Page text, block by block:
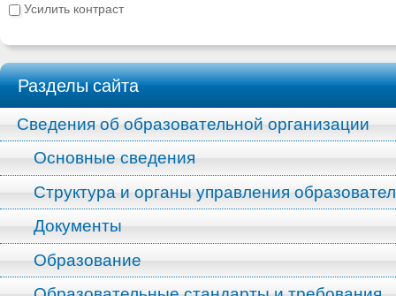
Усилить контраст
Разделы сайта
Сведения об образовательной организации
Основные сведения
Структура и органы управления
Документы
Образование